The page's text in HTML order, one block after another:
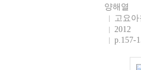
양해열
고요아
2012
p.157-